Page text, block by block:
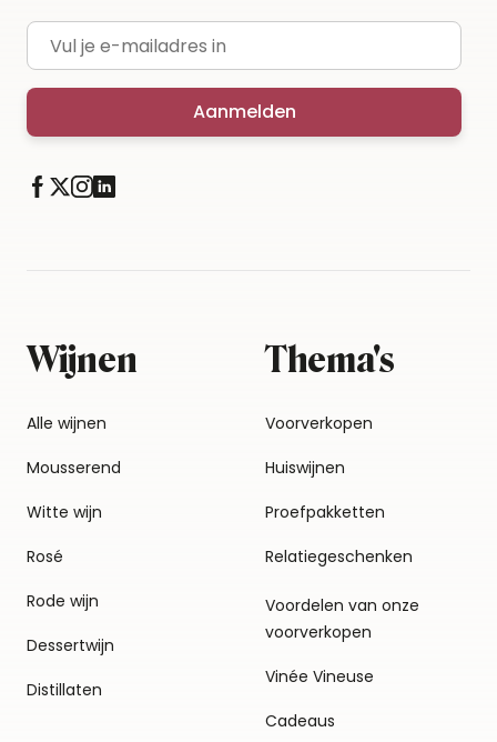
E-mailadres
Aanmelden
Wijnen
Alle wijnen
Mousserend
Witte wijn
Rosé
Rode wijn
Dessertwijn
Distillaten
Thema's
Voorverkopen
Huiswijnen
Proefpakketten
Relatiegeschenken
Voordelen van onze
voorverkopen
Vinée Vineuse
Cadeaus